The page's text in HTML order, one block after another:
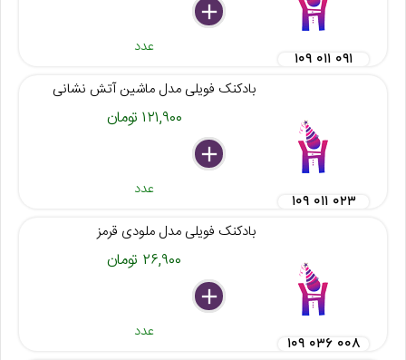
delete
remove
add
عدد
۱۰۹ ۰۱۱ ۰۹۱
بادکنک فویلی مدل ماشین آتش نشانی
۱۲۱,۹۰۰ تومان
delete
remove
add
عدد
۱۰۹ ۰۱۱ ۰۲۳
بادکنک فویلی مدل ملودی قرمز
۲۶,۹۰۰ تومان
delete
remove
add
عدد
۱۰۹ ۰۳۶ ۰۰۸